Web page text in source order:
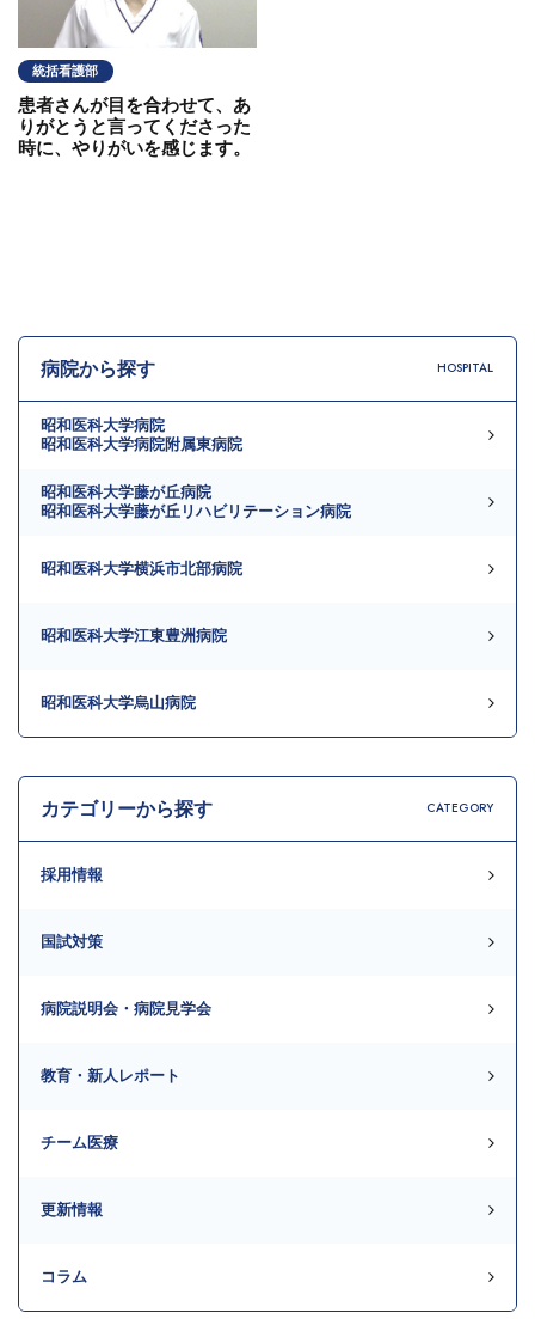
統括看護部
患者さんが目を合わせて、あ
りがとうと言ってくださった
時に、やりがいを感じます。
病院から探す HOSPITAL
昭和医科大学病院
昭和医科大学病院附属東病院
昭和医科大学藤が丘病院
昭和医科大学藤が丘リハビリテーション病院
昭和医科大学横浜市北部病院
昭和医科大学江東豊洲病院
昭和医科大学烏山病院
カテゴリーから探す CATEGORY
採用情報
国試対策
病院説明会・病院見学会
教育・新人レポート
チーム医療
更新情報
コラム